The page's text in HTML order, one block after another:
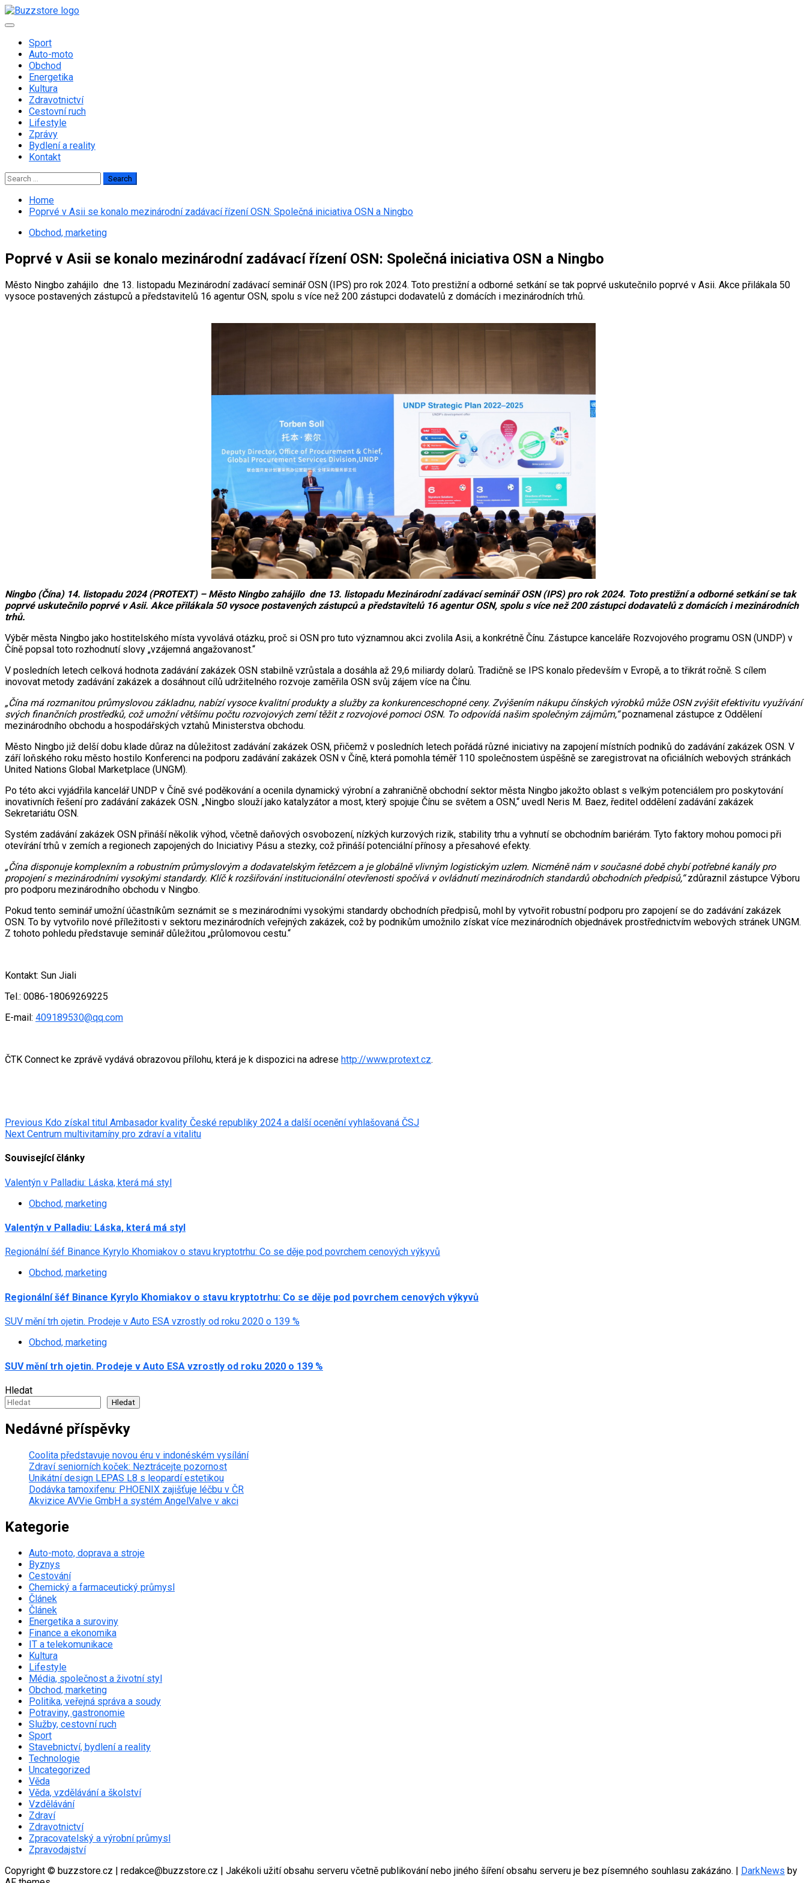
Skip
to
Primary
Sport
Auto-moto
Obchod
Energetika
Kultura
Zdravotnictví
Cestovní ruch
Lifestyle
Zprávy
Bydlení a reality
Kontakt
Search
for:
Home
Poprvé v Asii se konalo mezinárodní zadávací řízení OSN: Společná iniciativa OSN a Ningbo
Obchod, marketing
Poprvé v Asii se konalo mezinárodní zadávací řízení OSN: Společná iniciativa OSN a Ningbo
Město Ningbo zahájilo dne 13. listopadu Mezinárodní zadávací seminář OSN (IPS) pro rok 2024. Toto prestižní a odborné setkání se tak poprvé uskutečnilo poprvé v Asii. Akce přilákala 50
vysoce postavených zástupců a představitelů 16 agentur OSN, spolu s více než 200 zástupci dodavatelů z domácích i mezinárodních trhů.
Ningbo (Čína) 14. listopadu 2024 (PROTEXT) – Město Ningbo zahájilo dne 13. listopadu Mezinárodní zadávací seminář OSN (IPS) pro rok 2024. Toto prestižní a odborné setkání se tak
poprvé uskutečnilo poprvé v Asii. Akce přilákala 50 vysoce postavených zástupců a představitelů 16 agentur OSN, spolu s více než 200 zástupci dodavatelů z domácích i mezinárodních
trhů.
Výběr města Ningbo jako hostitelského místa vyvolává otázku, proč si OSN pro tuto významnou akci zvolila Asii, a konkrétně Čínu. Zástupce kanceláře Rozvojového programu OSN (UNDP) v
Číně popsal toto rozhodnutí slovy „vzájemná angažovanost.“
V posledních letech celková hodnota zadávání zakázek OSN stabilně vzrůstala a dosáhla až 29,6 miliardy dolarů. Tradičně se IPS konalo především v Evropě, a to třikrát ročně. S cílem
inovovat metody zadávání zakázek a dosáhnout cílů udržitelného rozvoje zaměřila OSN svůj zájem více na Čínu.
„Čína má rozmanitou průmyslovou základnu, nabízí vysoce kvalitní produkty a služby za konkurenceschopné ceny. Zvýšením nákupu čínských výrobků může OSN zvýšit efektivitu využívání
svých finančních prostředků, což umožní většímu počtu rozvojových zemí těžit z rozvojové pomoci OSN. To odpovídá našim společným zájmům,“poznamenal zástupce z Oddělení
mezinárodního obchodu a hospodářských vztahů Ministerstva obchodu.
Město Ningbo již delší dobu klade důraz na důležitost zadávání zakázek OSN, přičemž v posledních letech pořádá různé iniciativy na zapojení místních podniků do zadávání zakázek OSN. V
září loňského roku město hostilo Konferenci na podporu zadávání zakázek OSN v Číně, která pomohla téměř 110 společnostem úspěšně se zaregistrovat na oficiálních webových stránkách
United Nations Global Marketplace (UNGM).
Po této akci vyjádřila kancelář UNDP v Číně své poděkování a ocenila dynamický výrobní a zahraničně obchodní sektor města Ningbo jakožto oblast s velkým potenciálem pro poskytování
inovativních řešení pro zadávání zakázek OSN. „Ningbo slouží jako katalyzátor a most, který spojuje Čínu se světem a OSN,“ uvedl Neris M. Baez, ředitel oddělení zadávání zakázek
Sekretariátu OSN.
Systém zadávání zakázek OSN přináší několik výhod, včetně daňových osvobození, nízkých kurzových rizik, stability trhu a vyhnutí se obchodním bariérám. Tyto faktory mohou pomoci při
otevírání trhů v zemích a regionech zapojených do Iniciativy Pásu a stezky, což přináší potenciální přínosy a přesahové efekty.
„Čína disponuje komplexním a robustním průmyslovým a dodavatelským řetězcem a je globálně vlivným logistickým uzlem. Nicméně nám v současné době chybí potřebné kanály pro
propojení s mezinárodními vysokými standardy. Klíč k rozšiřování institucionální otevřenosti spočívá v ovládnutí mezinárodních standardů obchodních předpisů,“zdůraznil zástupce Výboru
pro podporu mezinárodního obchodu v Ningbo.
Pokud tento seminář umožní účastníkům seznámit se s mezinárodními vysokými standardy obchodních předpisů, mohl by vytvořit robustní podporu pro zapojení se do zadávání zakázek
OSN. To by vytvořilo nové příležitosti v sektoru mezinárodních veřejných zakázek, což by podnikům umožnilo získat více mezinárodních objednávek prostřednictvím webových stránek UNGM.
Z tohoto pohledu představuje seminář důležitou „průlomovou cestu.“
Kontakt: Sun Jiali
Tel.: 0086-18069269225
E-mail: 409189530@qq.com
ČTK Connect ke zprávě vydává obrazovou přílohu, která je k dispozici na adrese http://www.protext.cz.
Post
navigation
Previous Kdo získal titul Ambasador kvality České republiky 2024 a další ocenění vyhlašovaná ČSJ
Next Centrum multivitamíny pro zdraví a vitalitu
Související články
Valentýn v Palladiu: Láska, která má styl
Obchod, marketing
Valentýn v Palladiu: Láska, která má styl
Regionální šéf Binance Kyrylo Khomiakov o stavu kryptotrhu: Co se děje pod povrchem cenových výkyvů
Obchod, marketing
Regionální šéf Binance Kyrylo Khomiakov o stavu kryptotrhu: Co se děje pod povrchem cenových výkyvů
SUV mění trh ojetin. Prodeje v Auto ESA vzrostly od roku 2020 o 139 %
Obchod, marketing
SUV mění trh ojetin. Prodeje v Auto ESA vzrostly od roku 2020 o 139 %
Hledat
Hledat
Nedávné příspěvky
Coolita představuje novou éru v indonéském vysílání
Zdraví seniorních koček: Neztrácejte pozornost
Unikátní design LEPAS L8 s leopardí estetikou
Dodávka tamoxifenu: PHOENIX zajišťuje léčbu v ČR
Akvizice AVVie GmbH a systém AngelValve v akci
Kategorie
Auto-moto, doprava a stroje
Byznys
Cestování
Chemický a farmaceutický průmysl
Článek
Článek
Energetika a suroviny
Finance a ekonomika
IT a telekomunikace
Kultura
Lifestyle
Média, společnost a životní styl
Obchod, marketing
Politika, veřejná správa a soudy
Potraviny, gastronomie
Služby, cestovní ruch
Sport
Stavebnictví, bydlení a reality
Technologie
Uncategorized
Věda
Věda, vzdělávání a školství
Vzdělávání
Zdraví
Zdravotnictví
Zpracovatelský a výrobní průmysl
Zpravodajství
Copyright © buzzstore.cz | redakce@buzzstore.cz | Jakékoli užití obsahu serveru včetně publikování nebo jiného šíření obsahu serveru je bez písemného souhlasu zakázáno. | DarkNews by